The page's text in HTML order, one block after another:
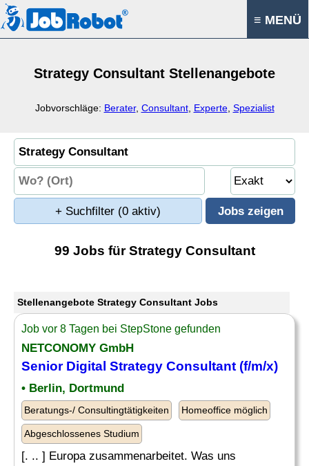
≡ MENÜ
Strategy Consultant Stellenangebote
Jobvorschläge: Berater, Consultant, Experte, Spezialist
+ Suchfilter (0 aktiv)
99 Jobs für Strategy Consultant
Stellenangebote Strategy Consultant Jobs
Job vor 8 Tagen bei StepStone gefunden
NETCONOMY GmbH
Senior Digital Strategy Consultant (f/m/x)
• Berlin, Dortmund
Beratungs-/ Consultingtätigkeiten Homeoffice möglich
Abgeschlossenes Studium
[. .. ] Europa zusammenarbeitet. Was uns